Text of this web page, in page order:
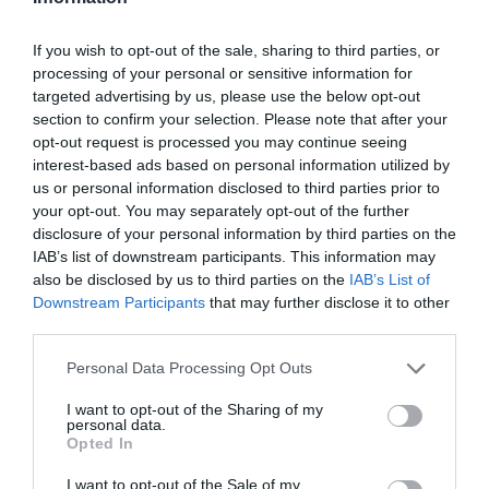
If you wish to opt-out of the sale, sharing to third parties, or
processing of your personal or sensitive information for
targeted advertising by us, please use the below opt-out
section to confirm your selection. Please note that after your
opt-out request is processed you may continue seeing
interest-based ads based on personal information utilized by
us or personal information disclosed to third parties prior to
your opt-out. You may separately opt-out of the further
disclosure of your personal information by third parties on the
IAB’s list of downstream participants. This information may
also be disclosed by us to third parties on the IAB’s List of
Downstream Participants that may further disclose it to other
Please note that this website/app uses one or more Google
not limited to your visit or usage behaviour. You may click to
grant or deny consent to Google and its third-party tags to
use your data for below specified purposes in below Google
consent section.
Personal Data Processing Opt Outs
I want to opt-out of the Sharing of my
personal data.
Opted In
I want to opt-out of the Sale of my
lakosság körülbelül 2 százalékát jelenti
érint, egyre több nő és az idősebb korosztály is
megjelenik az érintettek között.
Ez is érdekelhet!
A házasság és a rák kockázata között
összefüggés lehet – de nem úgy, ahogy
elsőre gondolnánk
A háttér összetett: bár gyakran társulmentális
problémákkal, a hikikomori nem önálló diagnózis.
személyes sérülékenységek találkoznak erős
társadalmi nyomással